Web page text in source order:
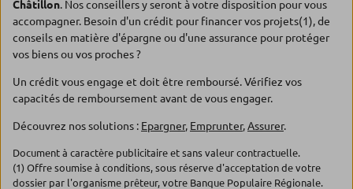
Châtillon. Nos conseillers y seront à votre disposition pour vous
accompagner. Besoin d'un crédit pour financer vos projets(1), de
conseils en matière d'épargne ou d'une assurance pour protéger
vos biens ou vos proches ?
Un crédit vous engage et doit être remboursé. Vérifiez vos
capacités de remboursement avant de vous engager.
Découvrez nos solutions : Epargner, Emprunter,Assurer.
Document à caractère publicitaire et sans valeur contractuelle.
(1) Offre soumise à conditions, sous réserve d'acceptation de votre
dossier par l'organisme prêteur, votre Banque Populaire Régionale.